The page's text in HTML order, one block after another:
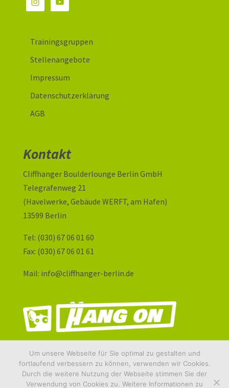
Trainingsgruppen
Stellenangebote
Impressum
Datenschutzerklärung
AGB
Kontakt
Cliffhanger Boulderlounge Berlin GmbH
Telegrafenweg 21
(Havelwerke, Gebäude WERFT, am Hafen)
13599 Berlin
Tel: (030) 67 06 01 60
Fax: (030) 67 06 01 61
Mail: info@cliffhanger-berlin.de
Um unsere Webseite für Sie optimal zu gestalten und
fortlaufend verbessern zu können, verwenden wir Cookies.
Durch die weitere Nutzung der Webseite stimmen Sie der
Verwendung von Cookies zu. Weitere Informationen zu